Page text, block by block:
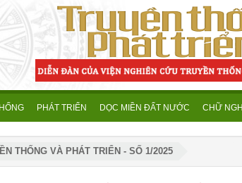
PHÁT TRIỂN DỌC MIỀN ĐẤT NƯỚC CHỮ
THỐNG VÀ PHÁT TRIỂN - SỐ 1/2025